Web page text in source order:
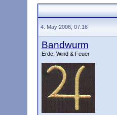
4. May 2006, 07:16
Bandwurm
Erde, Wind & Feuer